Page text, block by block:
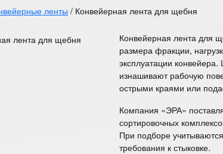
ленты / Конвейерная лента для щебня
Конвейерная лента для
размера фракции,
эксплуатации
изнашивают рабочую
острыми краями или
Компания «ЭРА»
сортировочных
При подборе
требования к стыковке.